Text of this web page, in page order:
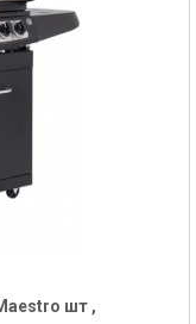
шт ,